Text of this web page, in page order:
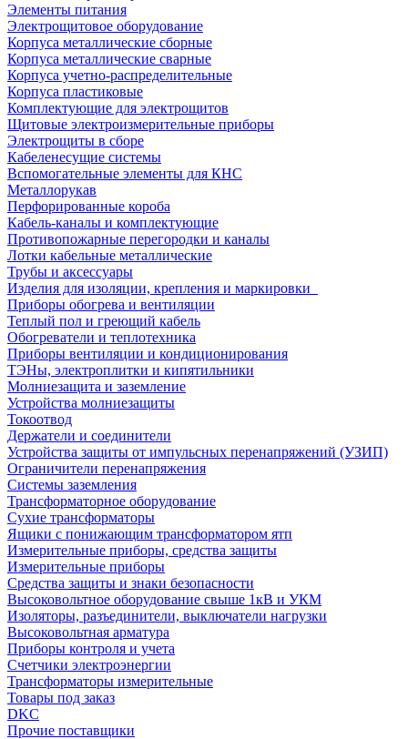
Элементы питания
Электрощитовое оборудование
Корпуса металлические сборные
Корпуса металлические сварные
Корпуса учетно-распределительные
Корпуса пластиковые
Комплектующие для электрощитов
Щитовые электроизмерительные приборы
Электрощиты в сборе
Кабеленесущие системы
Вспомогательные элементы для КНС
Металлорукав
Перфорированные короба
Кабель-каналы и комплектующие
Противопожарные перегородки и каналы
Лотки кабельные металлические
Трубы и аксессуары
Изделия для изоляции, крепления и маркировки
Приборы обогрева и вентиляции
Теплый пол и греющий кабель
Обогреватели и теплотехника
Приборы вентиляции и кондиционирования
ТЭНы, электроплитки и кипятильники
Молниезащита и заземление
Устройства молниезащиты
Токоотвод
Держатели и соединители
Устройства защиты от импульсных перенапряжений (УЗИП)
Ограничители перенапряжения
Системы заземления
Трансформаторное оборудование
Сухие трансформаторы
Ящики с понижающим трансформатором ятп
Измерительные приборы, средства защиты
Измерительные приборы
Средства защиты и знаки безопасности
Высоковольтное оборудование свыше 1кВ и УКМ
Изоляторы, разъединители, выключатели нагрузки
Высоковольтная арматура
Приборы контроля и учета
Счетчики электроэнергии
Трансформаторы измерительные
Товары под заказ
DKC
Прочие поставщики